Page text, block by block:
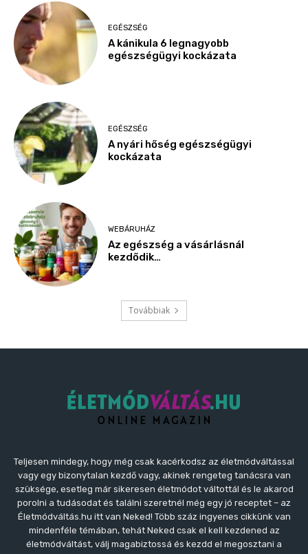
EGÉSZSÉG
A kánikula 6 legnagyobb
egészségügyi kockázata
EGÉSZSÉG
A nyári hőség egészségügyi
kockázata
WEBÁRUHÁZ
Az egészség a vásárlásnál
kezdődik…
Továbbiak
Teljesen mindegy, hogy még csak kacérkodsz az életmódváltással
vagy egy bizonytalan kezdő vagy, akinek rengeteg tanácsra van
szüksége, esetleg már sikeresen életmódot váltottál és le akarod
porolni a tudásodat és találni szeretnél még egy jó receptet – az
Életmódváltás.hu itt van Neked! Több száz ingyenes cikkünk van
mindenféle témában, tehát Neked csak el kell kezdened az
életmódváltást, válj magabiztossá és kezdd el megosztani a